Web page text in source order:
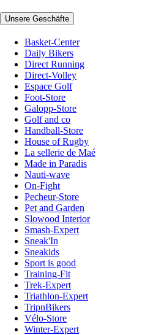
Unsere Geschäfte
Basket-Center
Daily Bikers
Direct Running
Direct-Volley
Espace Golf
Foot-Store
Galopp-Store
Golf and co
Handball-Store
House of Rugby
La sellerie de Maé
Made in Paradis
Nauti-wave
On-Fight
Pecheur-Store
Pet and Garden
Slowood Interior
Smash-Expert
Sneak'In
Sneakids
Sport is good
Training-Fit
Trek-Expert
Triathlon-Expert
TripnBikers
Vélo-Store
Winter-Expert